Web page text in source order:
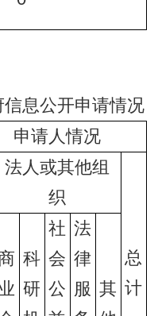
息公开申请情况
申请人情况
法人或其他组
织
总
计
科
研
社
会
公
法
律
服 其